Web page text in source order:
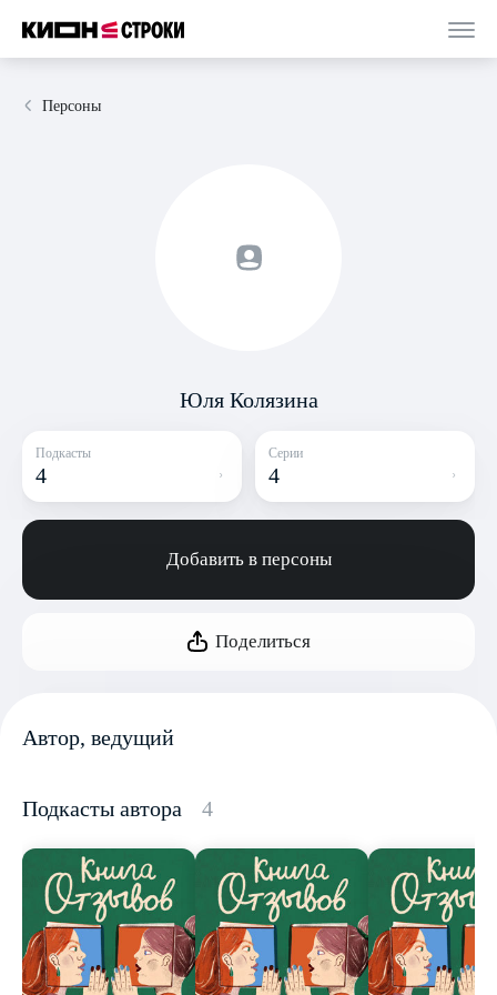
Персоны
Юля Колязина
Подкасты
4
Серии
4
Добавить в персоны
Поделиться
Автор, ведущий
Подкасты автора 4